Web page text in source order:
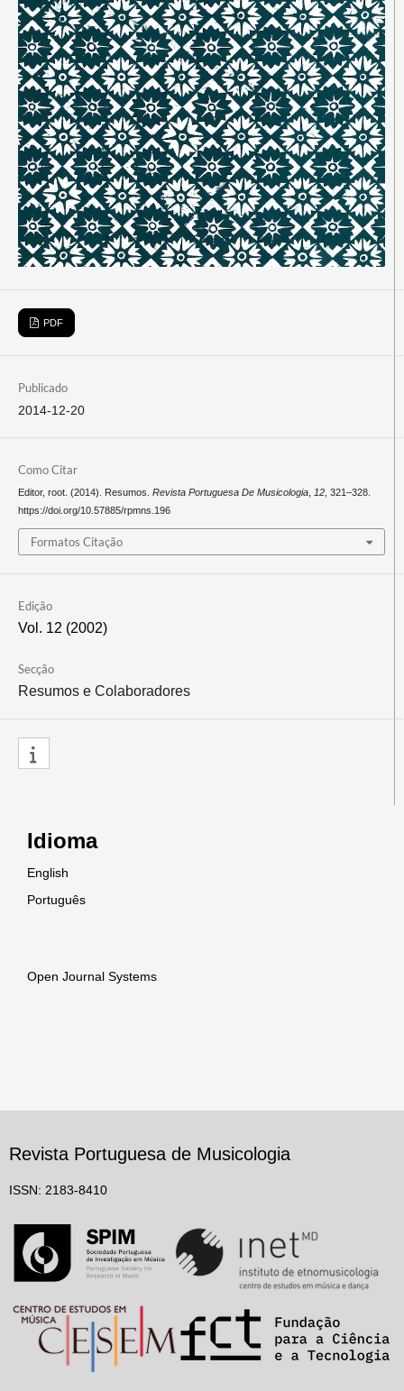
PDF
Publicado
2014-12-20
Como Citar
Editor, root. (2014). Resumos. Revista Portuguesa De Musicologia, 12, 321–328.
https://doi.org/10.57885/rpmns.196
Formatos Citação
Edição
Vol. 12 (2002)
Secção
Resumos e Colaboradores
Idioma
English
Português
Open Journal Systems
Revista Portuguesa de Musicologia
ISSN: 2183-8410